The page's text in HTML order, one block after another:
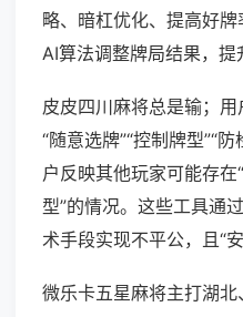
略、暗杠优化、提高好
AI算法调整牌局结果，提
皮皮四川麻将总是输；
“随意选牌”“控制牌型”“
户反映其他玩家可能存在
型”的情况。这些工具通
术手段实现不平公，且“安
微乐卡五星麻将主打湖北